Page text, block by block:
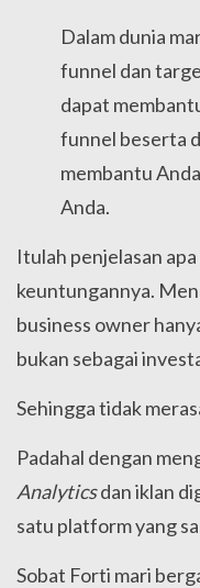
Dalam dunia
funnel dan
dapat
funnel beserta
membantu
Anda.
Itulah penjelasan
keuntungannya.
business owner
bukan sebagai
Sehingga tidak
Padahal dengan
Analyticsdan iklan
satu platform yang
Sobat Forti mari